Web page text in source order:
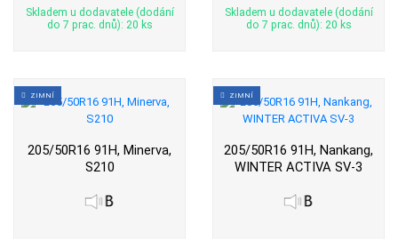
Skladem u dodavatele (dodání
do 7 prac. dnů): 20 ks
Skladem u dodavatele (dodání
do 7 prac. dnů): 20 ks
ZIMNÍ
205/50R16 91H, Minerva,
S210
ZIMNÍ
205/50R16 91H, Nankang,
WINTER ACTIVA SV-3